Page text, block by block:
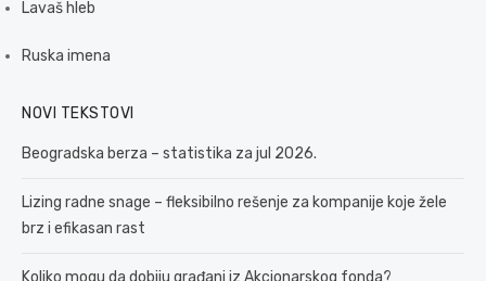
Lavaš hleb
Ruska imena
NOVI TEKSTOVI
Beogradska berza – statistika za jul 2026.
Lizing radne snage – fleksibilno rešenje za kompanije koje žele
brz i efikasan rast
Koliko mogu da dobiju građani iz Akcionarskog fonda?